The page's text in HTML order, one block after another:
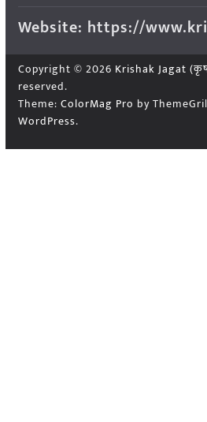
Website: https://
Copyright © 2026 Krishak Jagat
reserved.
Theme: ColorMag Pro by
WordPress.